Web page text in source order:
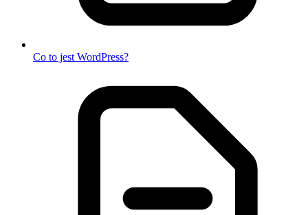
Co to jest WordPress?